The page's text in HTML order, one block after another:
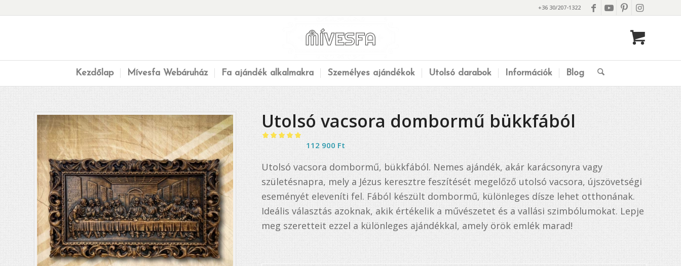
+36 30/207-1322
Kezdőlap Mívesfa Webáruház Fa ajándék alkalmakra Személyes ajándékok Utolsó darabok Információk Blog
Utolsó vacsora dombormű bükkfából
5.00 az 5-
ből,
1
értékelés
alapján
112 900 Ft
Utolsó vacsora dombormű, bükkfából. Nemes ajándék, akár karácsonyra vagy
születésnapra, mely a Jézus keresztre feszítését megelőző utolsó vacsora, újszövetségi
eseményét eleveníti fel. Fából készült dombormű, különleges dísze lehet otthonának.
Ideális választás azoknak, akik értékelik a művészetet és a vallási szimbólumokat. Lepje
meg szeretteit ezzel a különleges ajándékkal, amely örök emlék marad!